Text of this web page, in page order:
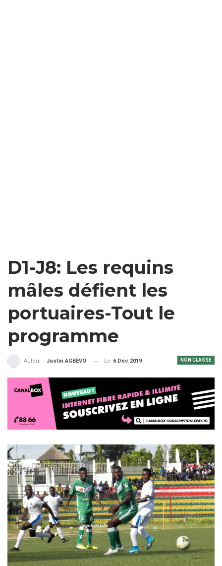
D1-J8: Les requins
mâles défient les
portuaires-Tout le
programme
NON CLASSÉ
Auteur : Justin AGBEVO Le 6 Déc 2019